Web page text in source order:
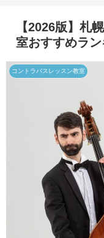
【2026版】札
室おすすめラ
コントラバスレッスン教室